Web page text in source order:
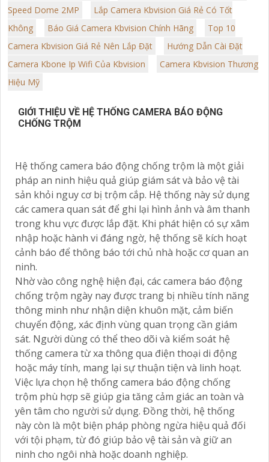
Speed Dome 2MP
Lắp Camera Kbvision Giá Rẻ Có Tốt
Không
Báo Giá Camera Kbvision Chính Hãng
Top 10
Camera Kbvision Giá Rẻ Nên Lắp Đặt
Hướng Dẫn Cài Đặt
Camera Kbone Ip Wifi Của Kbvision
Camera Kbvision Thương
Hiệu Mỹ
GIỚI THIỆU VỀ HỆ THỐNG CAMERA BÁO ĐỘNG
CHỐNG TRỘM
Hệ thống camera báo động chống trộm là một giải
pháp an ninh hiệu quả giúp giám sát và bảo vệ tài
sản khỏi nguy cơ bị trộm cắp. Hệ thống này sử dụng
các camera quan sát để ghi lại hình ảnh và âm thanh
trong khu vực được lắp đặt. Khi phát hiện có sự xâm
nhập hoặc hành vi đáng ngờ, hệ thống sẽ kích hoạt
cảnh báo để thông báo tới chủ nhà hoặc cơ quan an
ninh.
Nhờ vào công nghệ hiện đại, các camera báo động
chống trộm ngày nay được trang bị nhiều tính năng
thông minh như nhận diện khuôn mặt, cảm biến
chuyển động, xác định vùng quan trọng cần giám
sát. Người dùng có thể theo dõi và kiểm soát hệ
thống camera từ xa thông qua điện thoại di động
hoặc máy tính, mang lại sự thuận tiện và linh hoạt.
Việc lựa chọn hệ thống camera báo động chống
trộm phù hợp sẽ giúp gia tăng cảm giác an toàn và
yên tâm cho người sử dụng. Đồng thời, hệ thống
này còn là một biện pháp phòng ngừa hiệu quả đối
với tội phạm, từ đó giúp bảo vệ tài sản và giữ an
ninh cho ngôi nhà hoặc doanh nghiệp.